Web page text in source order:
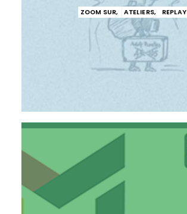
ZOOM SUR, ATELIERS, REPLAY